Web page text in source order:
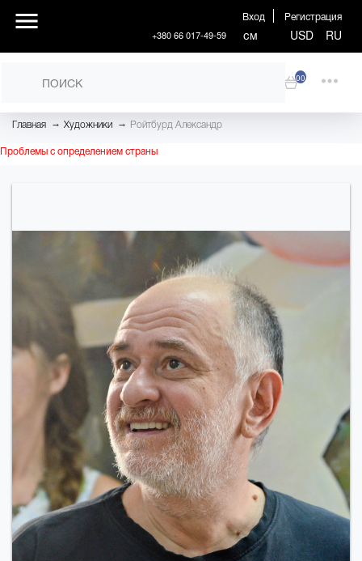
Вход Регистрация
+380 66 017-49-59 см USD RU
00
Главная → Художники → Ройтбурд Александр
Проблемы с определением страны